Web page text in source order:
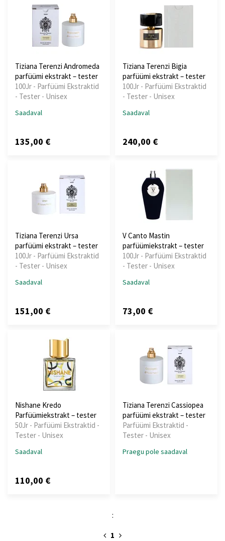
Tiziana Terenzi Andromeda
parfüümi ekstrakt – tester
100Jr - Parfüümi Ekstraktid
- Tester - Unisex
Saadaval
135,00 €
Tiziana Terenzi Bigia
parfüümi ekstrakt – tester
100Jr - Parfüümi Ekstraktid
- Tester - Unisex
Saadaval
240,00 €
Tiziana Terenzi Ursa
parfüümi ekstrakt – tester
100Jr - Parfüümi Ekstraktid
- Tester - Unisex
Saadaval
151,00 €
V Canto Mastin
parfüümiekstrakt – tester
100Jr - Parfüümi Ekstraktid
- Tester - Unisex
Saadaval
73,00 €
Nishane Kredo
Parfüümiekstrakt – tester
50Jr - Parfüümi Ekstraktid -
Tester - Unisex
Saadaval
110,00 €
Tiziana Terenzi Cassiopea
parfüümi ekstrakt – tester
Parfüümi Ekstraktid -
Tester - Unisex
Praegu pole saadaval
:
1